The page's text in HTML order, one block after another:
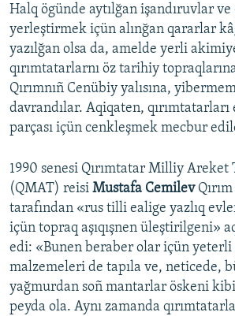
Halq ögünde aytılğan işandıruvlar ve
yerleştirmek içün alınğan qararlar
yazılğan olsa da, amelde yerli
qırımtatarlarnı öz tarihiy
Qırımnıñ Cenübiy yalısına,
davrandılar. Aqiqaten,
parçası içün cenkleşmek mecbur
1990 senesi Qırımtatar Milliy Areket
(QMAT) reisi Mustafa Cemilev
tarafından «rus tilli ealige yazlıq
içün topraq aşıqışnen üleştirilgeni»
edi: «Bunen beraber olar içün yeterli
malzemeleri de tapıla ve, neticede,
yağmurdan soñ mantarlar öskeni
peyda ola. Aynı zamanda